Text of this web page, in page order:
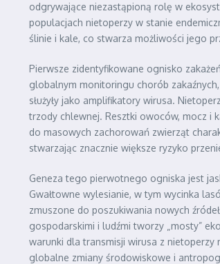
odgrywające niezastąpioną rolę w
populacjach nietoperzy w stanie
ślinie i kale, co stwarza możliwości jego
Pierwsze zidentyfikowane ognisko
globalnym monitoringu chorób
służyły jako amplifikatory wirusa.
trzody chlewnej. Resztki owoców, mocz i
do masowych zachorowań zwierząt
stwarzając znacznie większe ryzyko
Geneza tego pierwotnego ogniska jest
Gwałtowne wylesianie, w tym wycinka
zmuszone do poszukiwania nowych
gospodarskimi i ludźmi tworzy „mosty”
warunki dla transmisji wirusa z
globalne zmiany środowiskowe i